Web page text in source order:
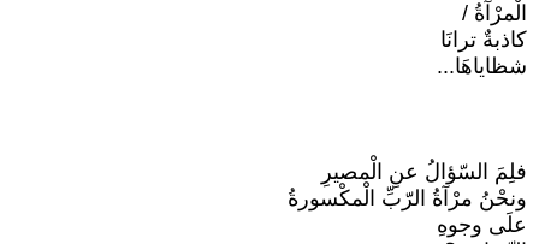
الْمرْآةُ /
كاذبةٌ ترانَا
شظاياهَا...
فلِمَ السّؤالُ عنِ الْمصيرِ
ونحْنُ مرْآةُ الرّبِّ الْمكْسورةُ
علَى وجوهِ